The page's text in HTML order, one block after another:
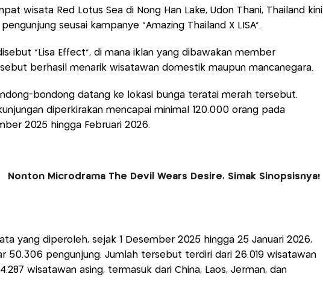
wisata Red Lotus Sea di Nong Han Lake, Udon Thani, Thailand kini
seusai kampanye “Amazing Thailand X LISA”.
“Lisa Effect”, di mana iklan yang dibawakan member
berhasil menarik wisatawan domestik maupun mancanegara.
bondong datang ke lokasi bunga teratai merah tersebut.
diperkirakan mencapai minimal 120.000 orang pada
2025 hingga Februari 2026.
Nonton Microdrama The Devil Wears Desire, Simak Sinopsisnya!
yang diperoleh, sejak 1 Desember 2025 hingga 25 Januari 2026,
50.306 pengunjung. Jumlah tersebut terdiri dari 26.019 wisatawan
wisatawan asing, termasuk dari China, Laos, Jerman, dan